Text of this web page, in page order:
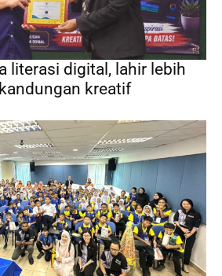
literasi digital, lahir lebih
kreatif